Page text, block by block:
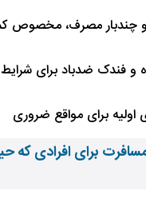
مصرف، مخصوص
و فندک ضدباد برای
برای مواقع ضروری
برای افرادی که